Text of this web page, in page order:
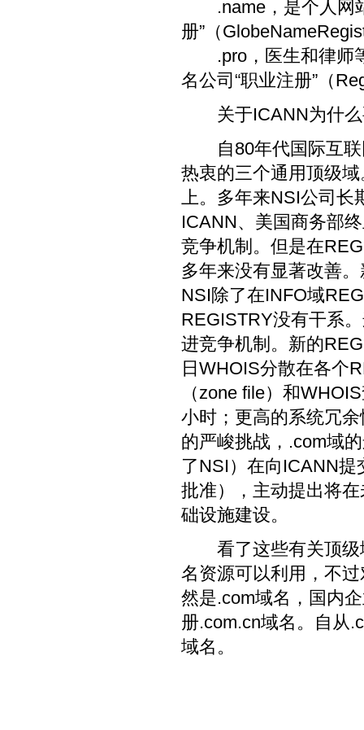
.name，是个人网站
册”（
.pro，医生和律师等
名公司“职业注册”（
关于ICANN为什么
自80年代国际互联
热衷的三个通用顶级
上。多年来NSI公司长
ICANN、美国商务部
竞争机制。但是在
多年来没有显著改善
NSI除了在INFO域
REGISTRY没有干系
进竞争机制。新的
日WHOIS分散在各个
（zone file）和
小时；更高的系统冗
的严峻挑战，.com域
了NSI）在向ICANN
批准），主动提出将
础设施建设。
看了这些有关顶级
名资源可以利用，不
然是.com域名，国内
册.com.cn域名。自从
域名。